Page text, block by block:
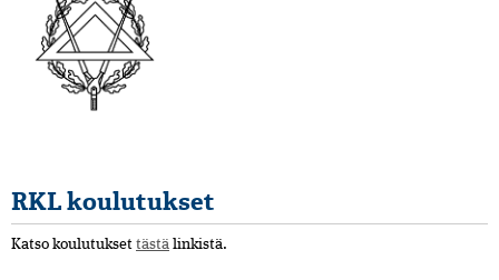
RKL koulutukset
Katso koulutukset tästä linkistä.